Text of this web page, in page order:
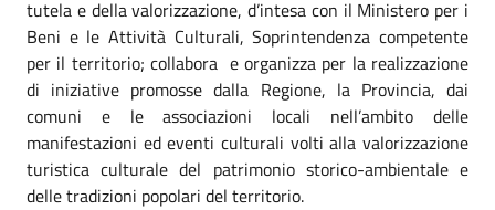
tutela e della valorizzazione, d’intesa con il Ministero per i
Beni e le Attività Culturali, Soprintendenza competente
per il territorio; collabora e organizza per la realizzazione
di iniziative promosse dalla Regione, la Provincia, dai
comuni e le associazioni locali nell’ambito delle
manifestazioni ed eventi culturali volti alla valorizzazione
turistica culturale del patrimonio storico-ambientale e
delle tradizioni popolari del territorio.